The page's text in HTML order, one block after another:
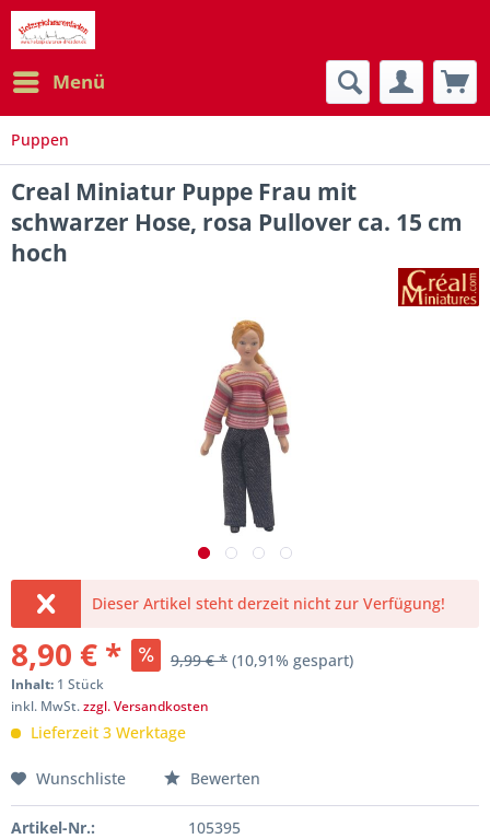
Menü
Puppen
Creal Miniatur Puppe Frau mit
schwarzer Hose, rosa Pullover ca. 15 cm
hoch
Dieser Artikel steht derzeit nicht zur Verfügung!
8,90 € * 9,99 € * (10,91% gespart)
Inhalt: 1 Stück
inkl. MwSt.zzgl. Versandkosten
Lieferzeit 3 Werktage
Wunschliste Bewerten
Artikel-Nr.:
105395